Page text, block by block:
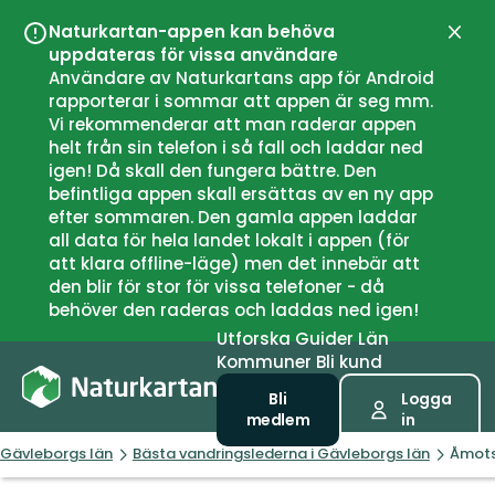
Naturkartan-appen kan behöva
uppdateras för vissa användare
Användare av Naturkartans app för Android
rapporterar i sommar att appen är seg mm.
Vi rekommenderar att man raderar appen
helt från sin telefon i så fall och laddar ned
igen! Då skall den fungera bättre. Den
befintliga appen skall ersättas av en ny app
efter sommaren. Den gamla appen laddar
all data för hela landet lokalt i appen (för
att klara offline-läge) men det innebär att
den blir för stor för vissa telefoner - då
behöver den raderas och laddas ned igen!
UtforskaGuiderLän
Kommuner Bli kund
Bli
medlem
Logga
in
Gävleborgs län Bästa vandringslederna i Gävleborgs län